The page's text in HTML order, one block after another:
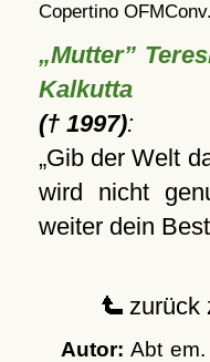
Copertino
„Mutter”
Kalkutta
(† 1997):
Gib der Welt
wird nicht
weiter dein
zurück
Autor: Abt